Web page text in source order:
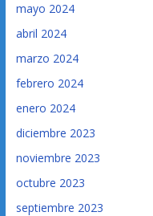
mayo 2024
abril 2024
marzo 2024
febrero 2024
enero 2024
diciembre 2023
noviembre 2023
octubre 2023
septiembre 2023